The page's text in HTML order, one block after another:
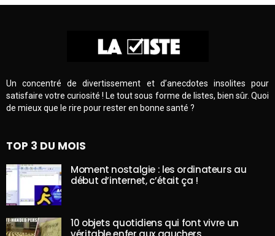
Un concentré de divertissement et d’anecdotes insolites pour
satisfaire votre curiosité ! Le tout sous forme de listes, bien sûr. Quoi
de mieux que le rire pour rester en bonne santé ?
TOP 3 DU MOIS
Moment nostalgie : les ordinateurs au
début d’internet, c’était ça !
10 objets quotidiens qui font vivre un